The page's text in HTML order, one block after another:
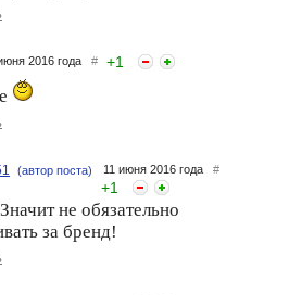
2016 года # +1
(автор поста) 11 июня 2016 года #
+1
не обязательно
за бренд!